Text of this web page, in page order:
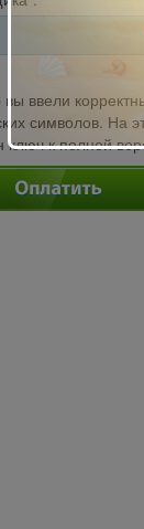
вы ввели
символов. На
ключ к полной